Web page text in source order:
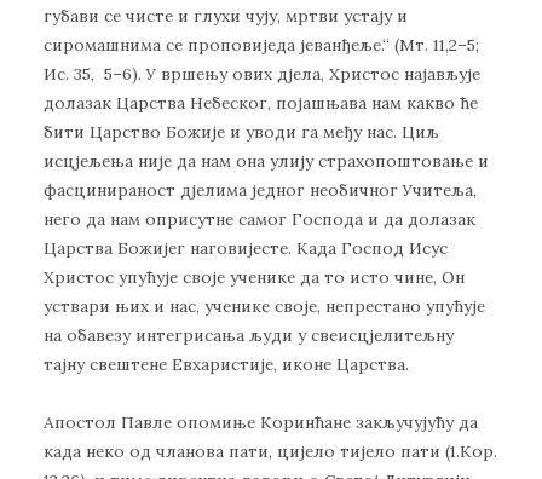
губави се чисте и глухи чују, мртви устају и
сиромашнима се проповиједа јеванђеље.“ (Мт. 11,2–5;
Ис. 35, 5–6). У вршењу ових дјела, Христос најављује
долазак Царства Небеског, појашњава нам какво ће
бити Царство Божије и уводи га међу нас. Циљ
исцјељења није да нам она улију страхопоштовање и
фасцинираност дјелима једног необичног Учитеља,
него да нам оприсутне самог Господа и да долазак
Царства Божијег наговијесте. Када Господ Исус
Христос упућује своје ученике да то исто чине, Он
уствари њих и нас, ученике своје, непрестано упућује
на обавезу интегрисања људи у свеисцјелитељну
тајну свештене Евхаристије, иконе Царства.
Апостол Павле опомиње Коринћане закључујућу да
када неко од чланова пати, цијело тијело пати (1.Кор.